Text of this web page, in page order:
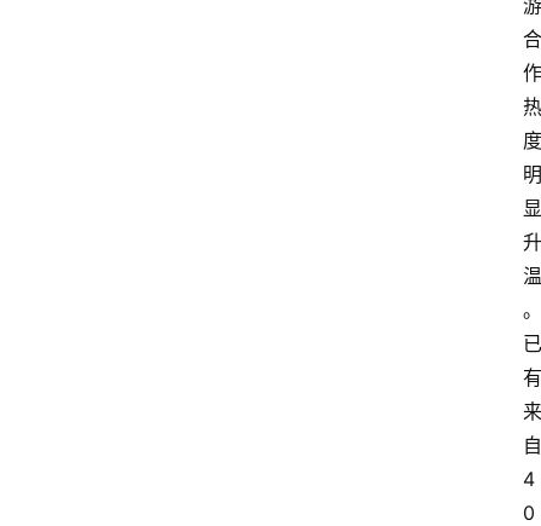
游
合
作
热
度
明
显
升
温
。
已
有
来
自
4
0